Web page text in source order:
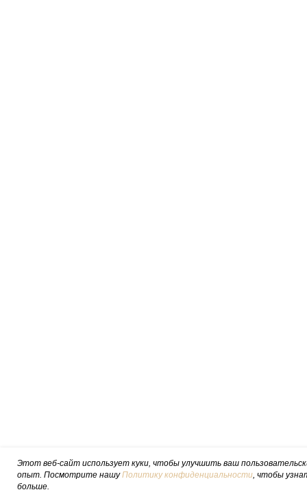
Этот веб-сайт использует куки, чтобы улучшить ваш
опыт. Посмотрите нашуПолитику конфиденциальности, чтобы
больше.